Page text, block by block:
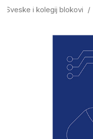
Sveske i kolegij blokovi